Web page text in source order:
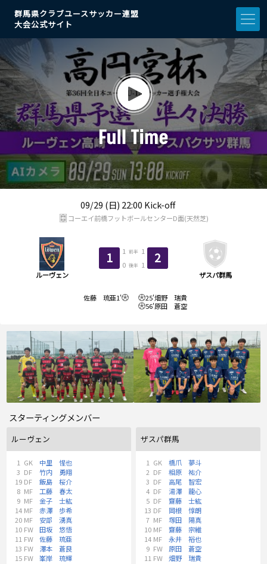
群馬県クラブユースサッカー連盟
大会公式サイト
09/29 (日) 22:00 Kick-off
ルーヴェン
1 1 前半
1
0 後半 1 2
ザスパ群馬
1'
佐藤 琉亜 25'畑野 瑞貴
56'原田 蒼空
コーエイ前橋フットボールセンターD面(天然芝)
スターティングメンバー
ルーヴェン
1 GK
中里 惺也
3 DF
竹内 勇翔
19 DF
飯島 桜介
8 MF
工藤 春太
9 MF
金子 士紘
14 MF
赤澤 歩希
20 MF
安部 湧真
10 FW
田坂 悠悟
11 FW
佐藤 琉亜
13 FW
澤本 蒼良
15 FW 峯岸 琉輝
ザスパ群馬
1 GK
橋爪 夢斗
2 DF
相原 祐介
3 DF
高尾 智宏
4 DF
湯澤 龍心
5 DF
齋藤 士紘
13 DF
岡根 惇朗
7 MF
塚田 陽真
10 MF
齋藤 宗維
14 MF
永井 裕也
9 FW
原田 蒼空
11 FW 畑野 瑞貴